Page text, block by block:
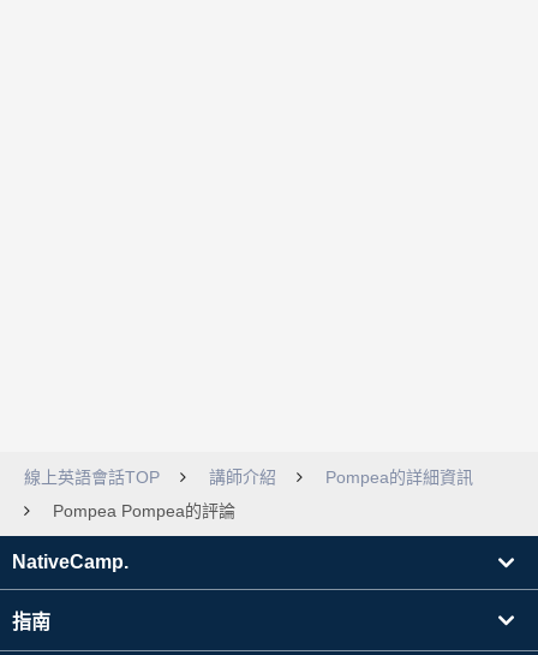
線上英語會話TOP 講師介紹
Pompea的詳細資訊
Pompea Pompea的評論
NativeCamp.
指南